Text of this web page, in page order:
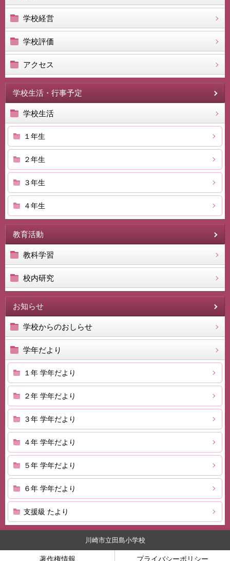
学校経営
学校評価
アクセス
学校生活・行事予定
学校生活
１年生
２年生
３年生
４年生
教育活動
教科学習
校内研究
お知らせ
学校からのおしらせ
学年だより
１年 学年だより
２年 学年だより
３年 学年だより
４年 学年だより
５年 学年だより
６年 学年だより
支援級 たより
川崎市立田島小学校
著作権情報 プライバシーポリシー